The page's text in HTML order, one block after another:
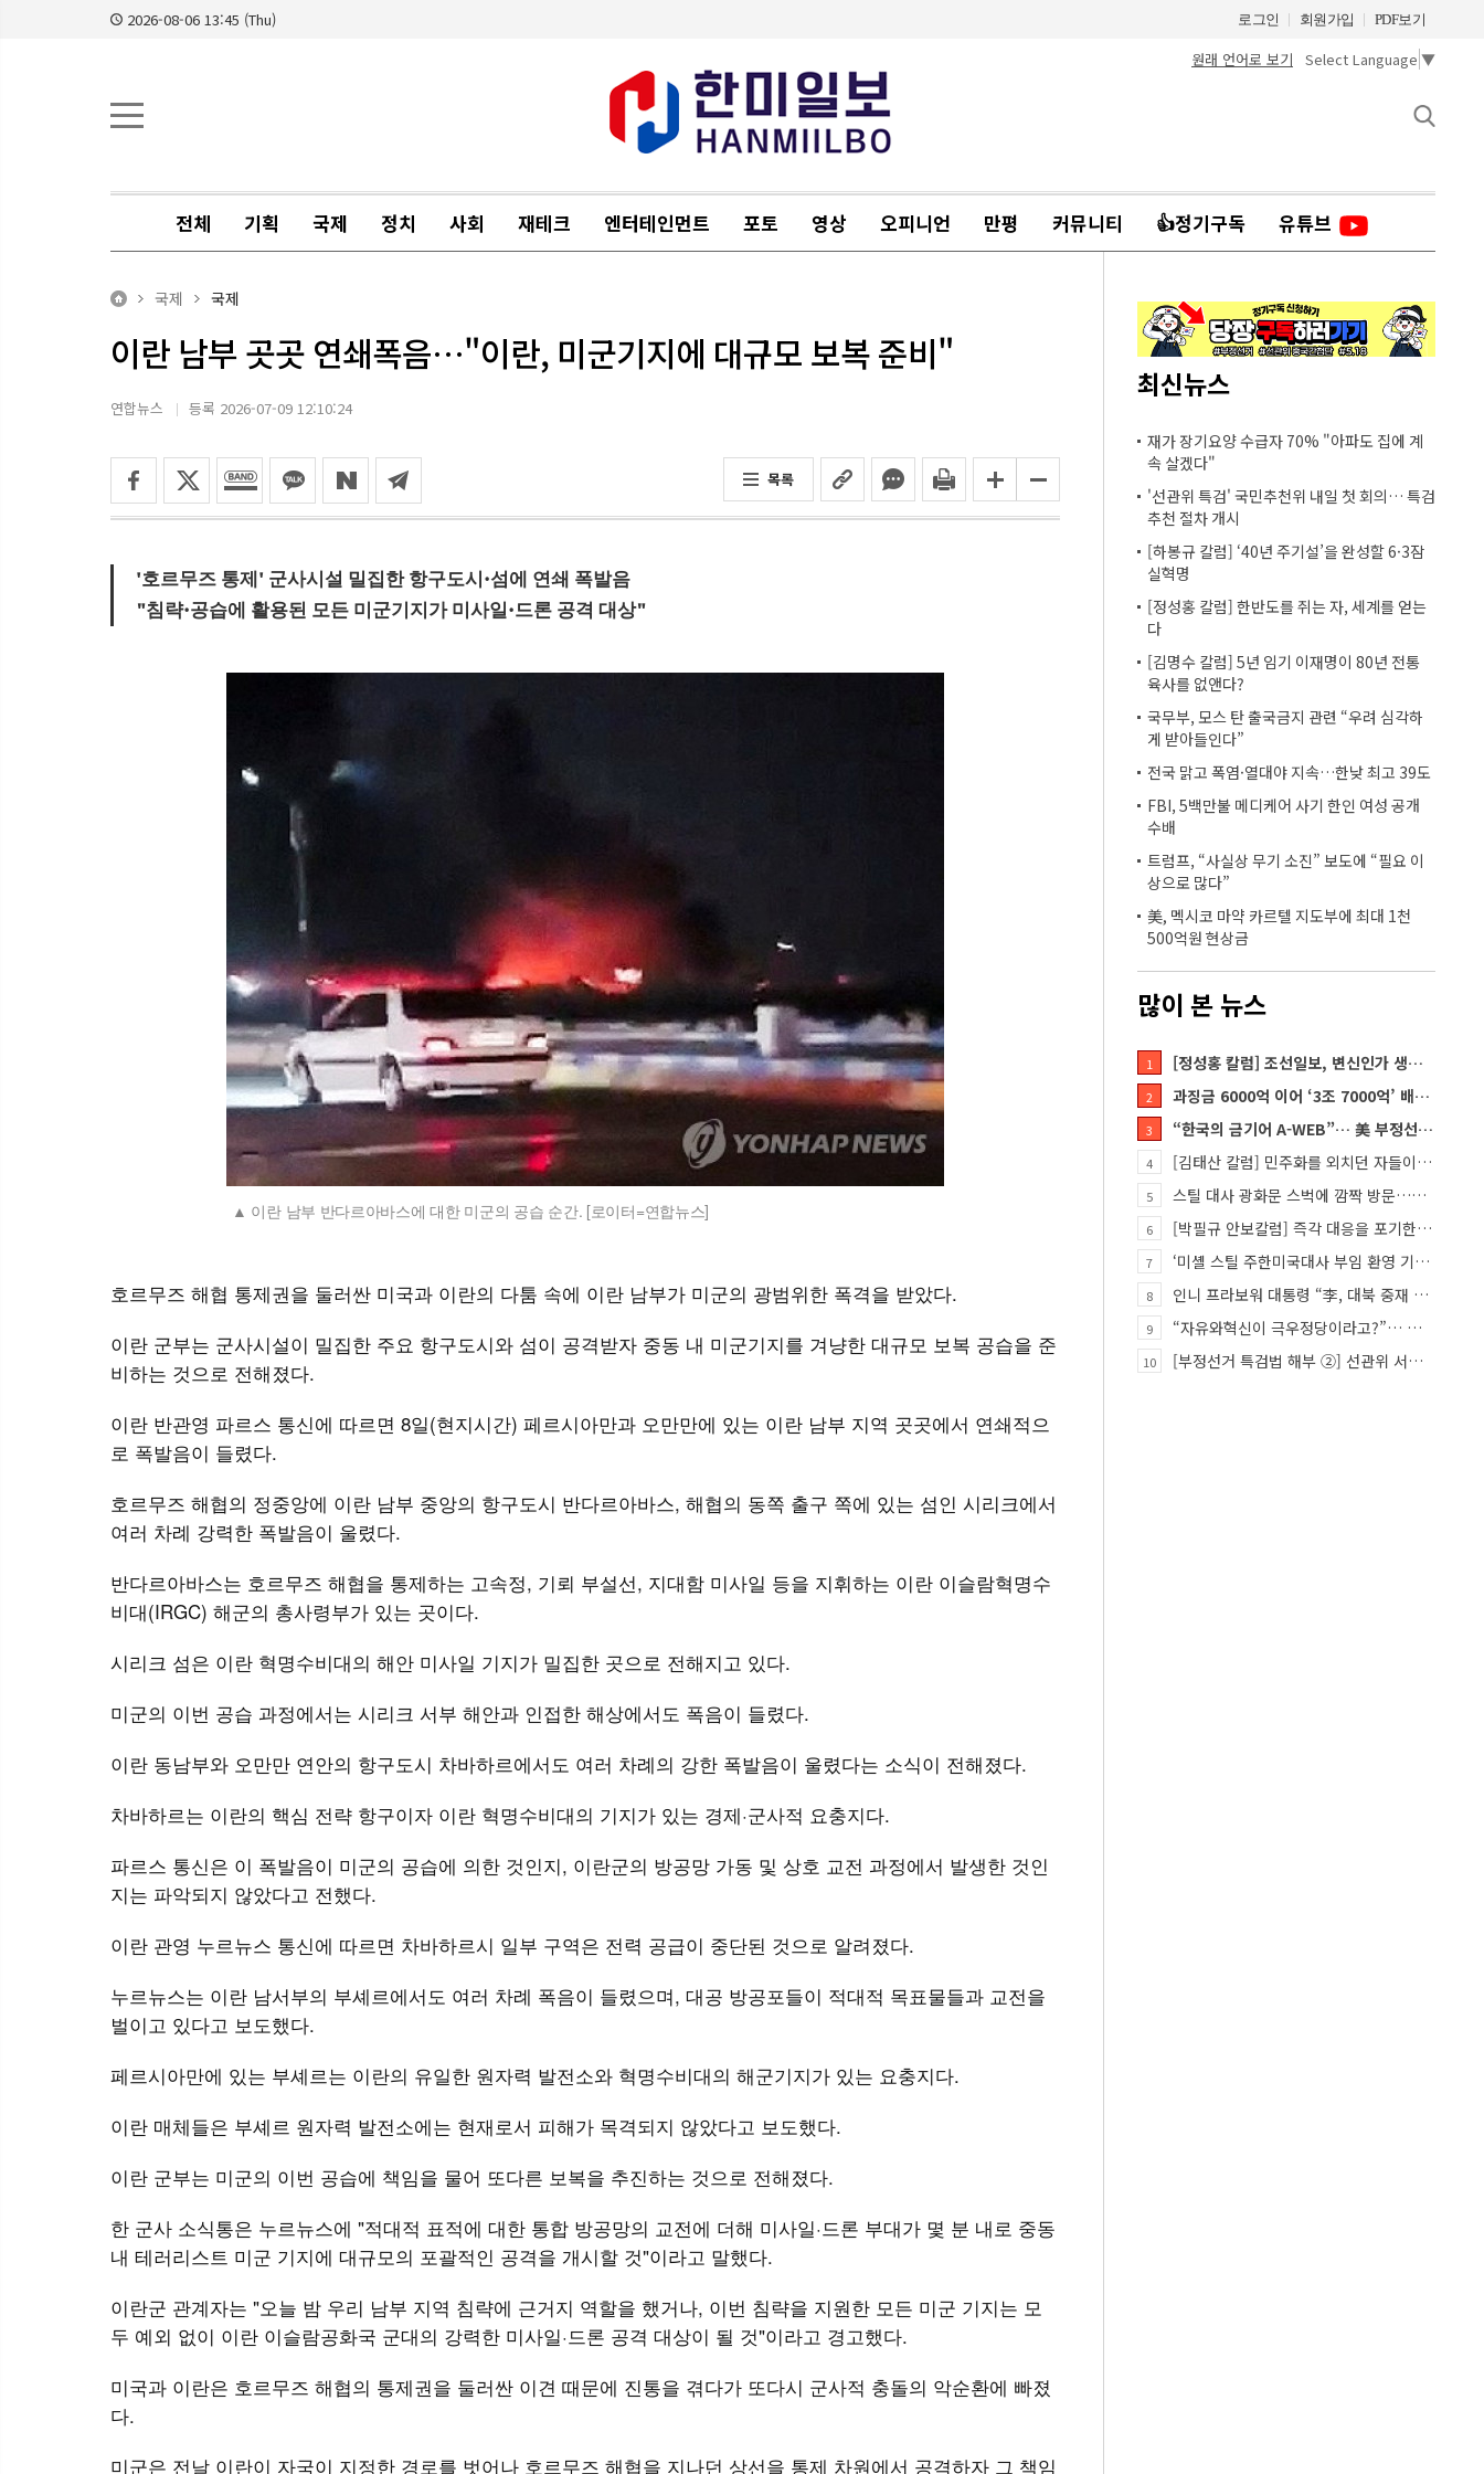
2026-08-06 13:45 (Thu) 로그인 회원가입 PDF보기
원래 언어로 보기 Select Language ▼
전체 기획 국제 정치 사회 재테크 엔터테인먼트 포토 영상 오피니언 만평 커뮤니티 👍정기구독 유튜브
국제 국제
이란 남부 곳곳 연쇄폭음…"이란, 미군기지에 대규모 보복 준비"
연합뉴스 등록 2026-07-09 12:10:24
목록
'호르무즈 통제' 군사시설 밀집한 항구도시·섬에 연쇄 폭발음
"침략·공습에 활용된 모든 미군기지가 미사일·드론 공격 대상"
이란 남부 반다르아바스에 대한 미군의 공습 순간. [로이터=연합뉴스]
호르무즈 해협 통제권을 둘러싼 미국과 이란의 다툼 속에 이란 남부가 미군의 광범위한 폭격을 받았다.
이란 군부는 군사시설이 밀집한 주요 항구도시와 섬이 공격받자 중동 내 미군기지를 겨냥한 대규모 보복 공습을 준
비하는 것으로 전해졌다.
이란 반관영 파르스 통신에 따르면 8일(현지시간) 페르시아만과 오만만에 있는 이란 남부 지역 곳곳에서 연쇄적으
로 폭발음이 들렸다.
호르무즈 해협의 정중앙에 이란 남부 중앙의 항구도시 반다르아바스, 해협의 동쪽 출구 쪽에 있는 섬인 시리크에서
여러 차례 강력한 폭발음이 울렸다.
반다르아바스는 호르무즈 해협을 통제하는 고속정, 기뢰 부설선, 지대함 미사일 등을 지휘하는 이란 이슬람혁명수
비대(IRGC) 해군의 총사령부가 있는 곳이다.
시리크 섬은 이란 혁명수비대의 해안 미사일 기지가 밀집한 곳으로 전해지고 있다.
미군의 이번 공습 과정에서는 시리크 서부 해안과 인접한 해상에서도 폭음이 들렸다.
이란 동남부와 오만만 연안의 항구도시 차바하르에서도 여러 차례의 강한 폭발음이 울렸다는 소식이 전해졌다.
차바하르는 이란의 핵심 전략 항구이자 이란 혁명수비대의 기지가 있는 경제·군사적 요충지다.
파르스 통신은 이 폭발음이 미군의 공습에 의한 것인지, 이란군의 방공망 가동 및 상호 교전 과정에서 발생한 것인
지는 파악되지 않았다고 전했다.
이란 관영 누르뉴스 통신에 따르면 차바하르시 일부 구역은 전력 공급이 중단된 것으로 알려졌다.
누르뉴스는 이란 남서부의 부셰르에서도 여러 차례 폭음이 들렸으며, 대공 방공포들이 적대적 목표물들과 교전을
벌이고 있다고 보도했다.
페르시아만에 있는 부셰르는 이란의 유일한 원자력 발전소와 혁명수비대의 해군기지가 있는 요충지다.
이란 매체들은 부셰르 원자력 발전소에는 현재로서 피해가 목격되지 않았다고 보도했다.
이란 군부는 미군의 이번 공습에 책임을 물어 또다른 보복을 추진하는 것으로 전해졌다.
한 군사 소식통은 누르뉴스에 "적대적 표적에 대한 통합 방공망의 교전에 더해 미사일·드론 부대가 몇 분 내로 중동
내 테러리스트 미군 기지에 대규모의 포괄적인 공격을 개시할 것"이라고 말했다.
이란군 관계자는 "오늘 밤 우리 남부 지역 침략에 근거지 역할을 했거나, 이번 침략을 지원한 모든 미군 기지는 모
두 예외 없이 이란 이슬람공화국 군대의 강력한 미사일·드론 공격 대상이 될 것"이라고 경고했다.
미국과 이란은 호르무즈 해협의 통제권을 둘러싼 이견 때문에 진통을 겪다가 또다시 군사적 충돌의 악순환에 빠졌
다.
미군은 전날 이란이 자국이 지정한 경로를 벗어나 호르무즈 해협을 지나던 상선을 통제 차원에서 공격하자 그 책임
최신뉴스
재가 장기요양 수급자 70% "아파도 집에 계
속 살겠다"
'선관위 특검' 국민추천위 내일 첫 회의… 특검
추천 절차 개시
[하봉규 칼럼] ‘40년 주기설’을 완성할 6·3잠
실혁명
[정성홍 칼럼] 한반도를 쥐는 자, 세계를 얻는
다
[김명수 칼럼] 5년 임기 이재명이 80년 전통
육사를 없앤다?
국무부, 모스 탄 출국금지 관련 “우려 심각하
게 받아들인다”
전국 맑고 폭염·열대야 지속…한낮 최고 39도
FBI, 5백만불 메디케어 사기 한인 여성 공개
수배
트럼프, “사실상 무기 소진” 보도에 “필요 이
상으로 많다”
美, 멕시코 마약 카르텔 지도부에 최대 1천
500억원 현상금
많이 본 뉴스
1 [정성홍 칼럼] 조선일보, 변신인가 생존전략인가
2 과징금 6000억 이어 ‘3조 7000억’ 배상 폭탄… 쿠팡 때리기에 한미 통상 ‘초비상’
3 “한국의 금기어 A-WEB”… 美 부정선거 분석 권위자 프랭크 박사가 작심 비판한 한국 ‘선거 공작’의 실체
4 [김태산 칼럼] 민주화를 외치던 자들이 대한민국의 적이고 간첩이었다
5 스틸 대사 광화문 스벅에 깜짝 방문…메시지?
6 [박필규 안보칼럼] 즉각 대응을 포기한 군(軍)은 생존할 수 없다
7 ‘미셸 스틸 주한미국대사 부임 환영 기자회견’… 80여 개 단체 집결
8 인니 프라보워 대통령 “李, 대북 중재 요청했다”
9 “자유와혁신이 극우정당이라고?”… 민경욱, 중앙일보 직격
10 [부정선거 특검법 해부 ②] 선관위 서버·우정본부 기록까지…‘증거를 끌어오는 칼’